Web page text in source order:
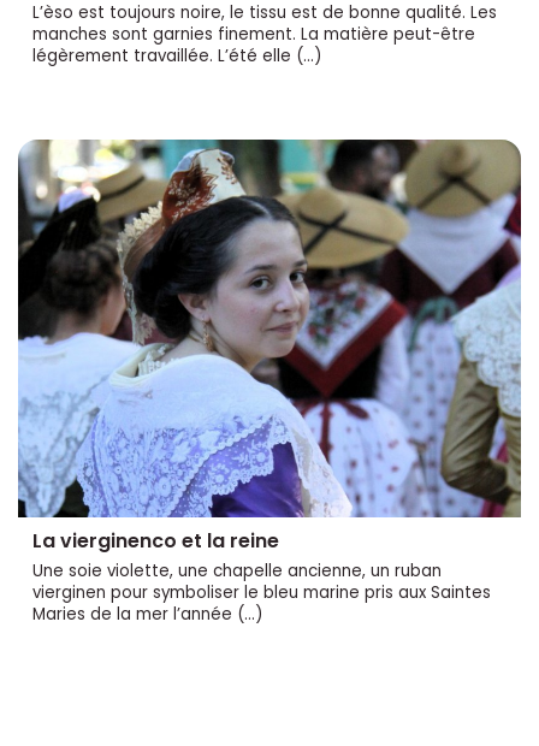
L’èso est toujours noire, le tissu est de bonne qualité. Les
manches sont garnies finement. La matière peut-être
légèrement travaillée. L’été elle (…)
La vierginenco et la reine
Une soie violette, une chapelle ancienne, un ruban
vierginen pour symboliser le bleu marine pris aux Saintes
Maries de la mer l’année (…)